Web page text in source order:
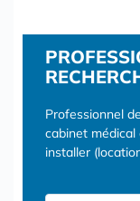
Professionnel
cabinet
installer